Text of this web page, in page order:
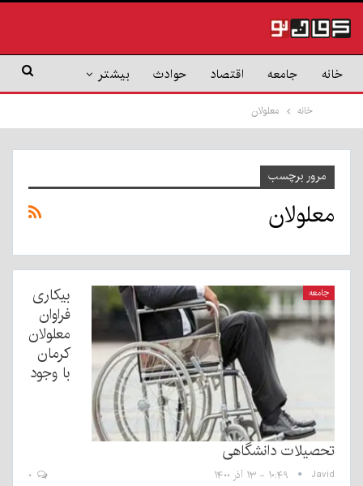
خانه جامعه اقتصاد حوادث بیشتر
خانه معلولان
مرور برچسب
معلولان
جامعه
بیکاری
فراوان
معلولان
کرمان
با وجود
تحصیلات دانشگاهی
Javid ۱۰:۴۹ - ۱۳ آذر ۱۴۰۰